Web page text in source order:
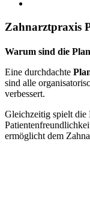
Zahnarztpraxis
Warum sind die
Eine durchdachte
sind alle
verbessert.
Gleichzeitig spielt
ermöglicht dem